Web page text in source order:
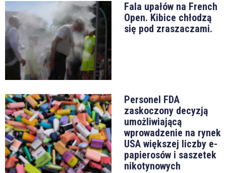
Fala upałów na French
Open. Kibice chłodzą
się pod zraszaczami.
Personel FDA
zaskoczony decyzją
umożliwiającą
wprowadzenie na rynek
USA większej liczby e-
papierosów i saszetek
nikotynowych